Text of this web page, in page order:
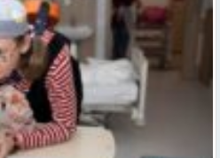
Dakteri Klauni uzsāk darbu